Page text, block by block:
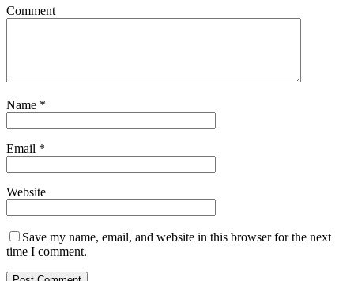
Comment
Name *
Email *
Website
Save my name, email, and website in this browser for the next
time I comment.